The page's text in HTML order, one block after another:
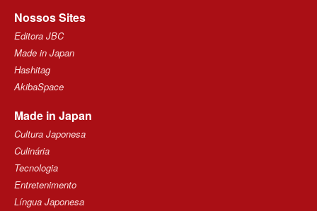
Nossos Sites
Editora JBC
Made in Japan
Hashitag
AkibaSpace
Made in Japan
Cultura Japonesa
Culinária
Tecnologia
Entretenimento
Língua Japonesa